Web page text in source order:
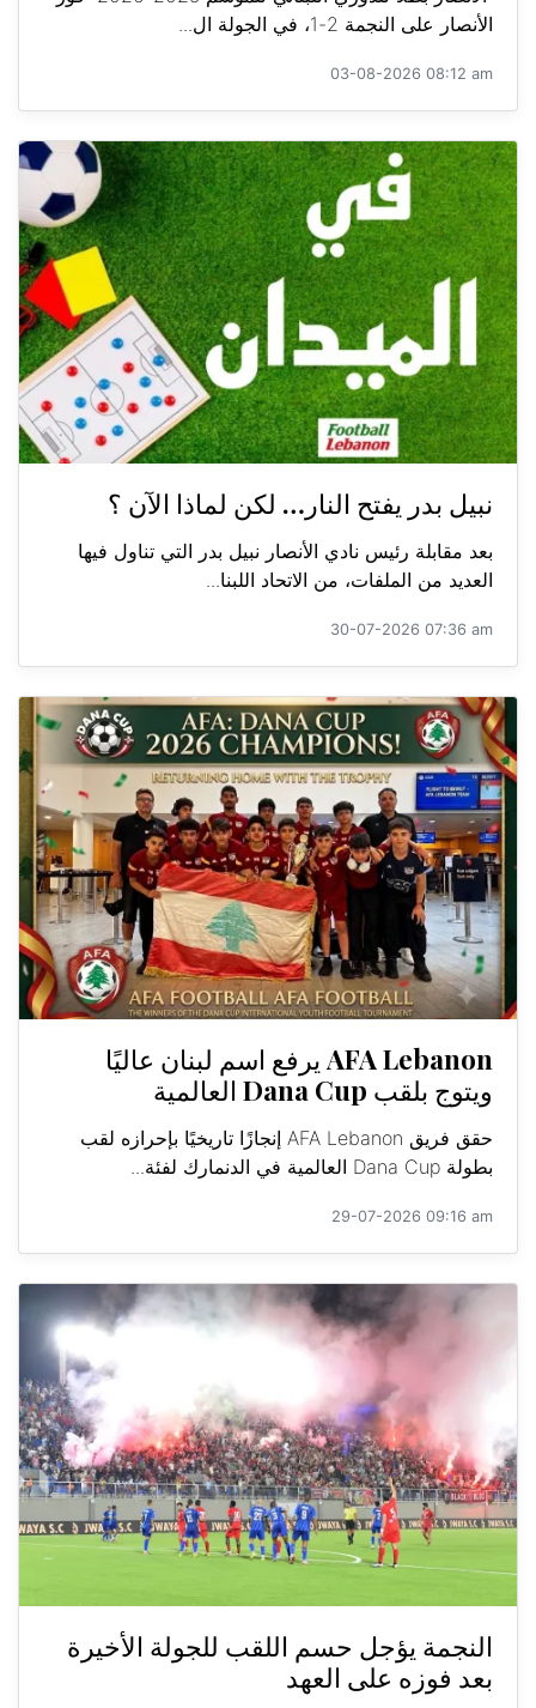
الأنصار على النجمة 2-1، في الجولة ال...
03-08-2026 08:12 am
نبيل بدر يفتح النار… لكن لماذا الآن ؟
بعد مقابلة رئيس نادي الأنصار نبيل بدر التي تناول فيها
العديد من الملفات، من الاتحاد اللبنا...
30-07-2026 07:36 am
AFA Lebanon يرفع اسم لبنان عاليًا
ويتوج بلقب Dana Cup العالمية
حقق فريق AFA Lebanon إنجازًا تاريخيًا بإحرازه لقب
بطولة Dana Cup العالمية في الدنمارك لفئة...
29-07-2026 09:16 am
النجمة يؤجل حسم اللقب للجولة الأخيرة
بعد فوزه على العهد